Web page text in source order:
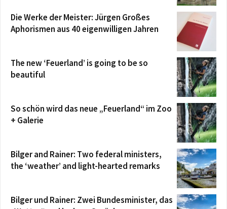
Die Werke der Meister: Jürgen Großes
Aphorismen aus 40 eigenwilligen Jahren
The new ‘Feuerland’ is going to be so
beautiful
So schön wird das neue „Feuerland“ im Zoo
+ Galerie
Bilger and Rainer: Two federal ministers,
the ‘weather’ and light-hearted remarks
Bilger und Rainer: Zwei Bundesminister, das